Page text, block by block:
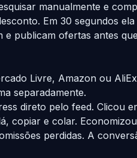
manualmente e
Em 30 segundos
e publicam ofertas antes
Livre, Amazon ou
separadamente.
direto pelo feed. Clicou
copiar e colar.
perdidas. A